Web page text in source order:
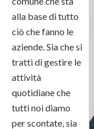
alla base di tutto
ciò che fanno le
aziende. Sia che si
tratti di gestire le
attività
quotidiane che
tutti noi diamo
per scontate, sia